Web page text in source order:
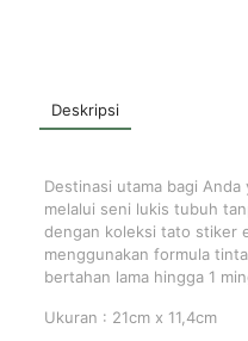
Deskripsi
Destinasi utama bagi
melalui seni lukis tubuh
dengan koleksi tato stiker
menggunakan formula
bertahan lama hingga 1
Ukuran : 21cm x 11,4cm